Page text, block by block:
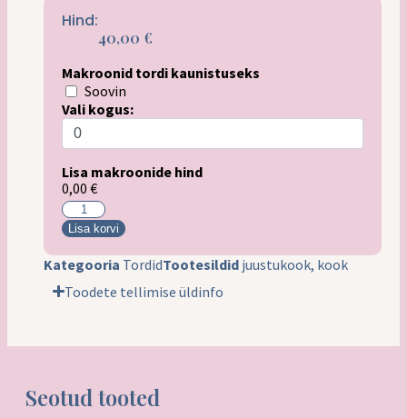
Hind:
40,00 €
Makroonid tordi kaunistuseks
Soovin
Vali kogus:
Lisa makroonide hind
0,00 €
Lisa korvi
Kategooria TordidTootesildid juustukook, kook
Toodete tellimise üldinfo
Seotud tooted